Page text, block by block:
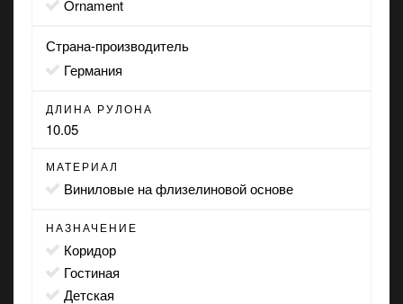
Ornament
Страна-производитель
Германия
ДЛИНА РУЛОНА
10.05
МАТЕРИАЛ
виниловые на флизелиновой основе
НАЗНАЧЕНИЕ
коридор
гостиная
детская